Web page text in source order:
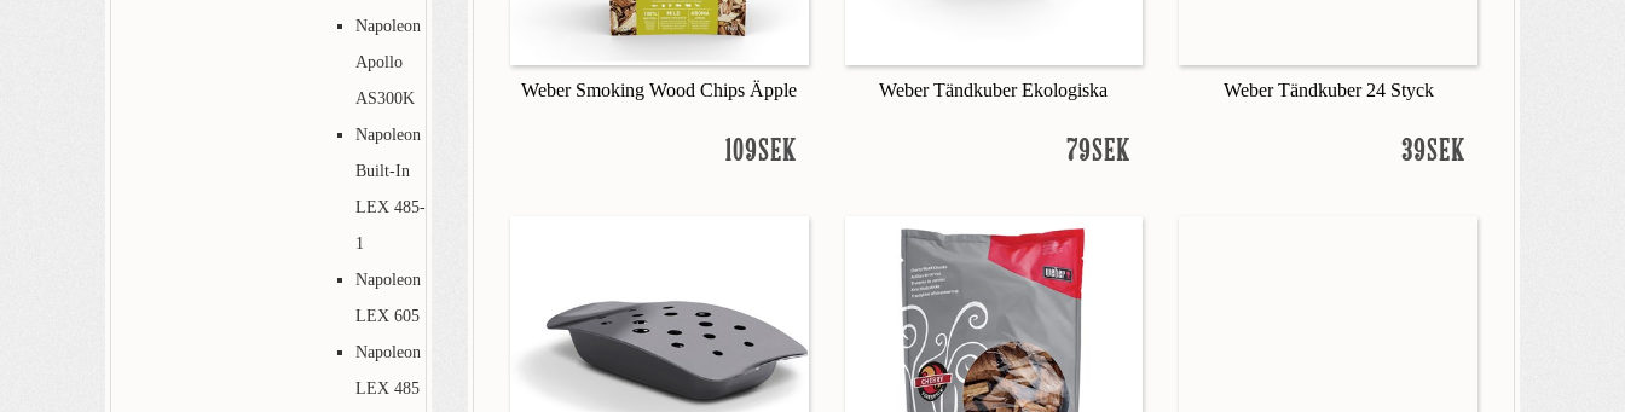
Weber Smoking Wood Chips Äpple
109SEK
Weber Tändkuber Ekologiska
79SEK
Weber Tändkuber 24 Styck
39SEK
Napoleon
Apollo
AS300K
Napoleon
Built-In
LEX 485-
1
Napoleon
LEX 605
Napoleon
LEX 485